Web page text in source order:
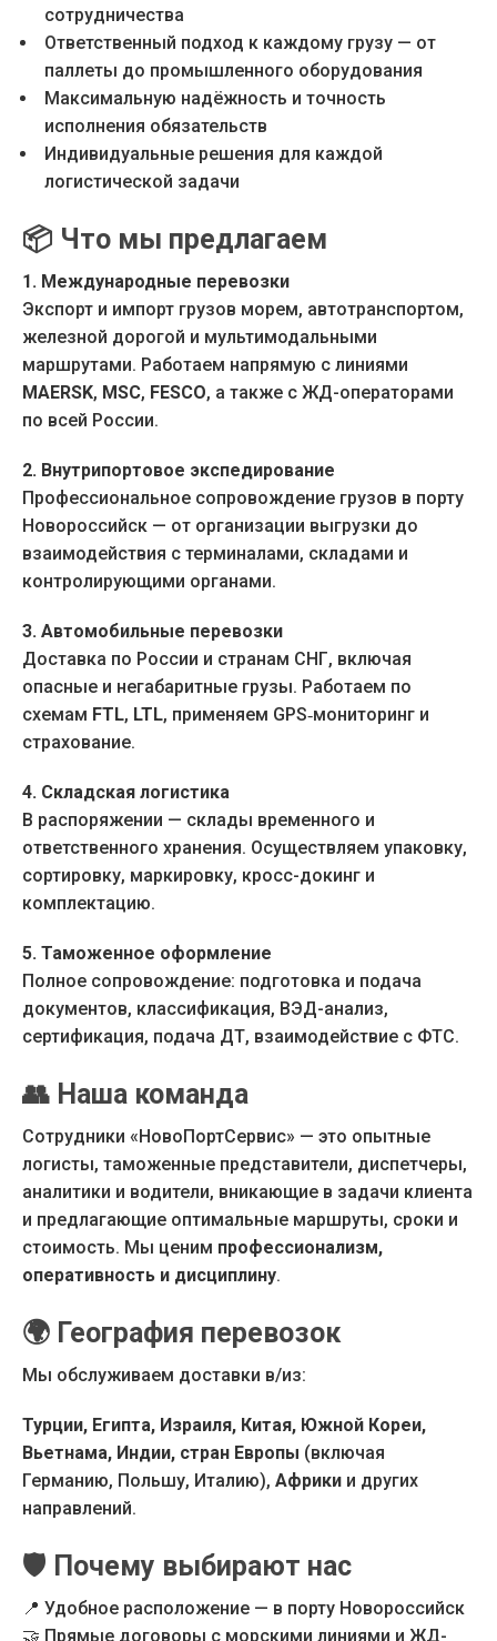
сотрудничества
Ответственный подход к каждому грузу — от
паллеты до промышленного оборудования
Максимальную надёжность и точность
исполнения обязательств
Индивидуальные решения для каждой
логистической задачи
📦 Что мы предлагаем
1. Международные перевозки
Экспорт и импорт грузов морем, автотранспортом,
железной дорогой и мультимодальными
маршрутами. Работаем напрямую с линиями
MAERSK, MSC, FESCO, а также с ЖД-операторами
по всей России.
2. Внутрипортовое экспедирование
Профессиональное сопровождение грузов в порту
Новороссийск — от организации выгрузки до
взаимодействия с терминалами, складами и
контролирующими органами.
3. Автомобильные перевозки
Доставка по России и странам СНГ, включая
опасные и негабаритные грузы. Работаем по
схемам FTL, LTL, применяем GPS‑мониторинг и
страхование.
4. Складская логистика
В распоряжении — склады временного и
ответственного хранения. Осуществляем упаковку,
сортировку, маркировку, кросс-докинг и
комплектацию.
5. Таможенное оформление
Полное сопровождение: подготовка и подача
документов, классификация, ВЭД-анализ,
сертификация, подача ДТ, взаимодействие с ФТС.
👥 Наша команда
Сотрудники «НовоПортСервис» — это опытные
логисты, таможенные представители, диспетчеры,
аналитики и водители, вникающие в задачи клиента
и предлагающие оптимальные маршруты, сроки и
стоимость. Мы ценим профессионализм,
оперативность и дисциплину.
🌍 География перевозок
Мы обслуживаем доставки в/из:
Турции, Египта, Израиля, Китая, Южной Кореи,
Вьетнама, Индии, стран Европы (включая
Германию, Польшу, Италию), Африки и других
направлений.
🛡 Почему выбирают нас
📍 Удобное расположение — в порту Новороссийск
🤝 Прямые договоры с морскими линиями и ЖД-